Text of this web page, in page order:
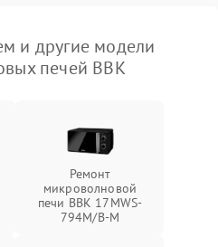
и другие модели
печей BBK
Ремонт
микроволновой
печи BBK 17MWS-
794M/B-M